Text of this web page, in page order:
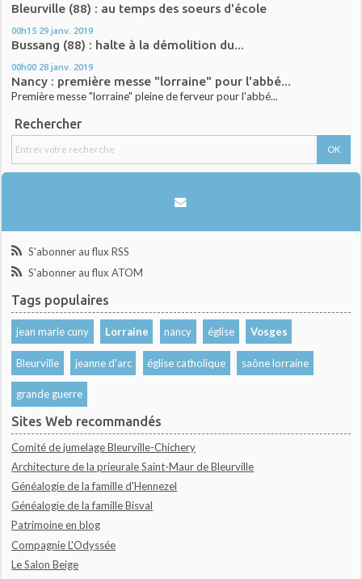
Bleurville (88) : au temps des soeurs d'école
00h15 29 janv. 2019
Bussang (88) : halte à la démolition du...
00h00 28 janv. 2019
Nancy : première messe "lorraine" pour l'abbé...
Première messe "lorraine" pleine de ferveur pour l'abbé...
Rechercher
S'abonner au flux RSS
S'abonner au flux ATOM
Tags populaires
jean marie cuny Lorraine nancy église Vosges
Bleurville jeanne d'arc église catholique saône lorraine
grande guerre
Sites Web recommandés
Comité de jumelage Bleurville-Chichery
Architecture de la prieurale Saint-Maur de Bleurville
Généalogie de la famille d'Hennezel
Généalogie de la famille Bisval
Patrimoine en blog
Compagnie L'Odyssée
Le Salon Beige